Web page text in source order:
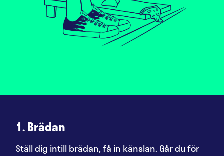
2. Kastet
Lägg ditt bästa underarmskast, varannan